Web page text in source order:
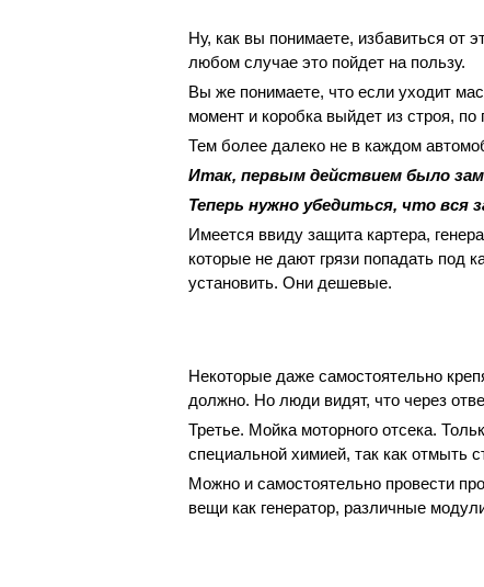
Ну, как вы понимаете, избавиться от
любом случае это пойдет на пользу.
Вы же понимаете, что если уходит
момент и коробка выйдет из строя, по
Тем более далеко не в каждом
Итак, первым действием было
Теперь нужно убедиться, что вся
Имеется ввиду защита картера,
которые не дают грязи попадать под
установить. Они дешевые.
Некоторые даже самостоятельно
должно. Но люди видят, что через
Третье. Мойка моторного отсека.
специальной химией, так как отмыть
Можно и самостоятельно провести
вещи как генератор, различные